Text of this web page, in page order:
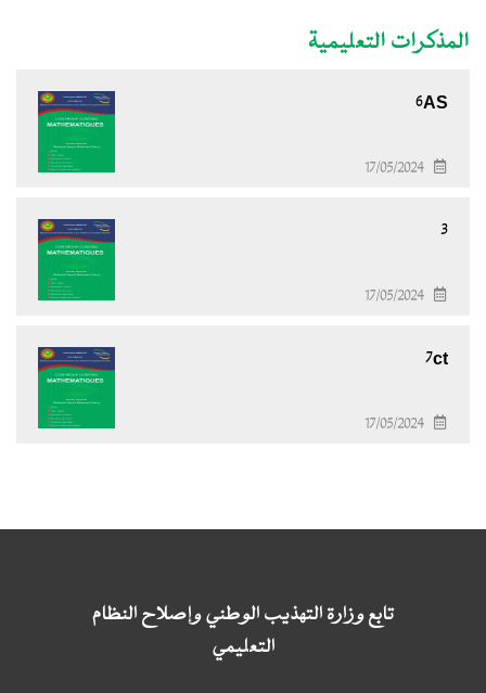
المذكرات التعليمية
6AS
17/05/2024
3
17/05/2024
7ct
17/05/2024
تابع وزارة التهذيب الوطني وإصلاح النظام
التعليمي